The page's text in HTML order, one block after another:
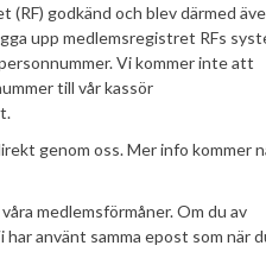
godkänd och blev därmed
upp medlemsregistret RFs
Vi kommer inte att
till vår kassör
genom oss. Mer info kommer
medlemsförmåner. Om du av
använt samma epost som när